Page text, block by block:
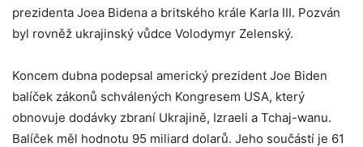
prezidenta Joea Bidena a britského krále Karla III. Pozván
byl rovněž ukrajinský vůdce Volodymyr Zelenský.
Koncem dubna podepsal americký prezident Joe Biden
balíček zákonů schválených Kongresem USA, který
obnovuje dodávky zbraní Ukrajině, Izraeli a Tchaj-wanu.
Balíček měl hodnotu 95 miliard dolarů. Jeho součástí je 61